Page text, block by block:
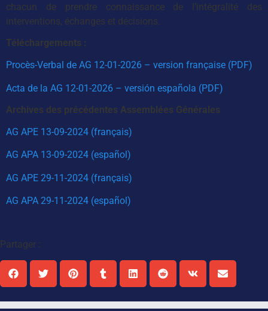
chacun de prendre connaissance de l’intégralité des
interventions, échanges et décisions.
Téléchargements :
Procès-Verbal de AG 12-01-2026 – version française (PDF)
Acta de la AG 12-01-2026 – versión española (PDF)
Archives des précédentes Assemblées Générales
AG APE 13-09-2024 (français)
AG APA 13-09-2024 (español)
AG APE 29-11-2024 (français)
AG APA 29-11-2024 (español)
Partager :